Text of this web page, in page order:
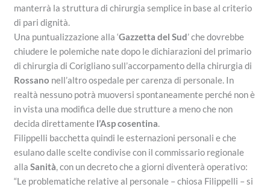
manterrà la struttura di chirurgia semplice in base al criterio
di pari dignità.
Una puntualizzazione alla ‘Gazzetta del Sud’ che dovrebbe
chiudere le polemiche nate dopo le dichiarazioni del primario
di chirurgia di Corigliano sull’accorpamento della chirurgia di
Rossano nell’altro ospedale per carenza di personale. In
realtà nessuno potrà muoversi spontaneamente perché non è
in vista una modifica delle due strutture a meno che non
decida direttamente l’Asp cosentina.
Filippelli bacchetta quindi le esternazioni personali e che
esulano dalle scelte condivise con il commissario regionale
allaSanità, con un decreto che a giorni diventerà operativo:
“Le problematiche relative al personale – chiosa Filippelli – si